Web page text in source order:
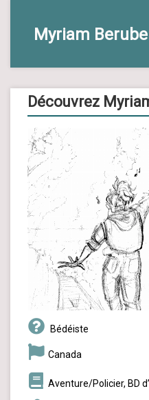
Myriam Berube
Découvrez
Bédéiste
Canada
Aventure/Policier, BD